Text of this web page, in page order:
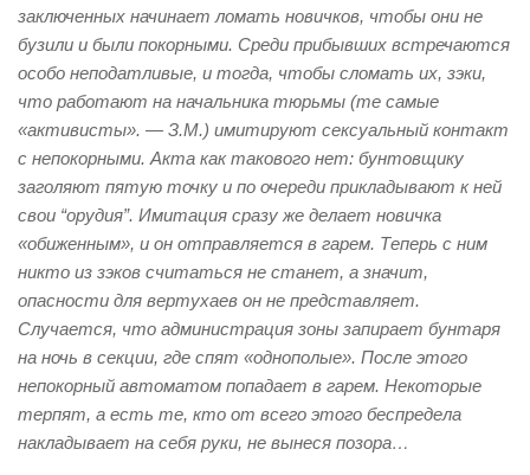
заключенных начинает ломать новичков, чтобы они не
бузили и были покорными. Среди прибывших встречаются
особо неподатливые, и тогда, чтобы сломать их, зэки,
что работают на начальника тюрьмы (те самые
«активисты». — З.М.) имитируют сексуальный контакт
с непокорными. Акта как такового нет: бунтовщику
заголяют пятую точку и по очереди прикладывают к ней
свои “орудия”. Имитация сразу же делает новичка
«обиженным», и он отправляется в гарем. Теперь с ним
никто из зэков считаться не станет, а значит,
опасности для вертухаев он не представляет.
Случается, что администрация зоны запирает бунтаря
на ночь в секции, где спят «однополые». После этого
непокорный автоматом попадает в гарем. Некоторые
терпят, а есть те, кто от всего этого беспредела
накладывает на себя руки, не вынеся позора…